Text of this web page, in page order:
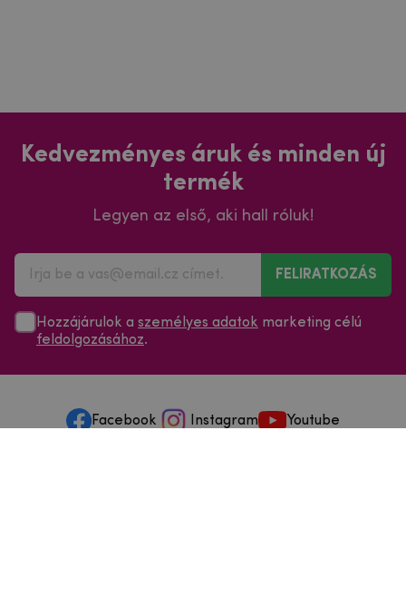
Kedvezményes áruk és minden új
termék
Legyen az első, aki hall róluk!
FELIRATKOZÁS
Hozzájárulok a személyes adatok marketing célú
feldolgozásához.
Facebook Instagram Youtube